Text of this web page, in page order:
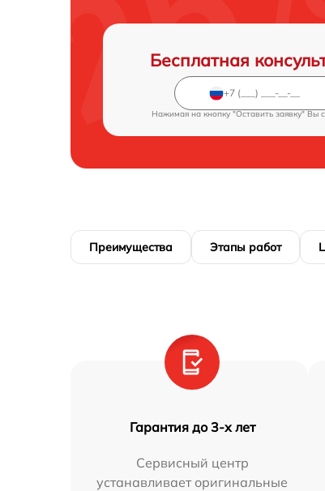
Бесплатная
Нажимая на кнопку "Оставить заявку" Вы
Преимущества Этапы работ
Гарантия до 3-х лет
Сервисный центр
устанавливает оригинальные